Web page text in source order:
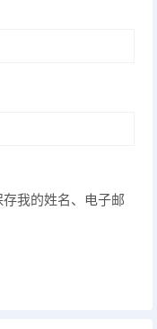
存我的姓名、电子邮